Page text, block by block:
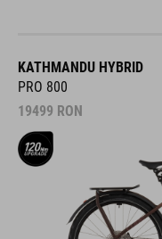
KATHMANDU HYBRID
PRO 800
19499 RON